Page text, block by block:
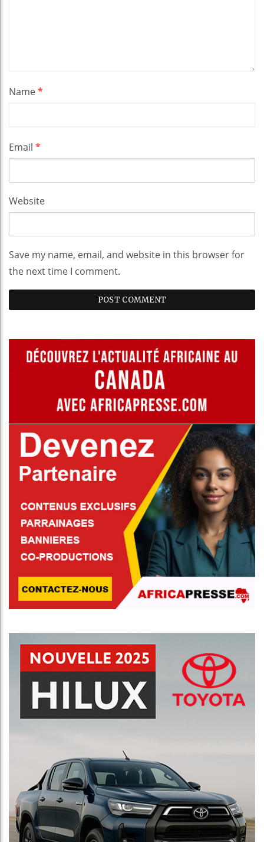
Name*
Email *
Website
Save my name, email, and website in this browser for
the next time I comment.